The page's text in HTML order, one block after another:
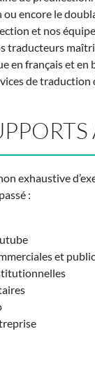
encore le
et nos
traducteurs
en français et
de
exhaustive
:
et